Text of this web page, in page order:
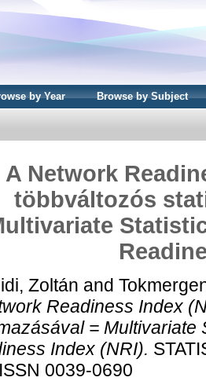
by Year Browse by Subject
A Network
többváltozós
Zoltán and
Readiness Index
= Multivariate
Index (NRI).
0039-0690